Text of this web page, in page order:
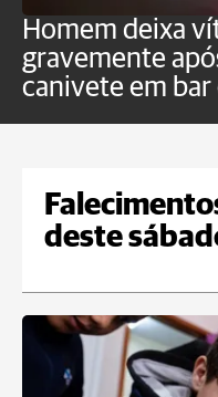
Homem deixa
gravemente
canivete em bar
deste